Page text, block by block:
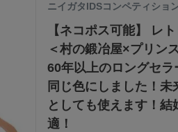
ニイガタIDSコンペティショ
【ネコポス可能】 レ
＜村の鍛冶屋×プリン
60年以上のロングセラ
同じ色にしました！未
としても使えます！
適！